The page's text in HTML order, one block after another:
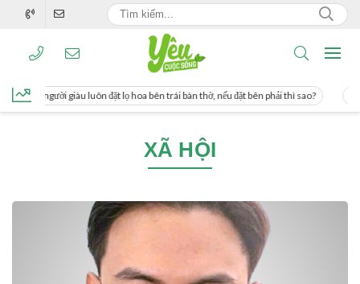
người giàu luôn đặt lọ hoa bên trái bàn thờ, nếu đặt bên phải thì sao?
XÃ HỘI